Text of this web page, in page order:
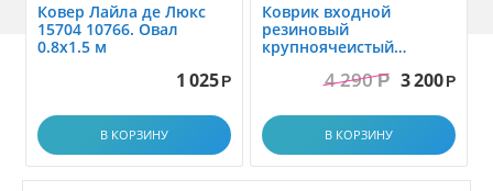
Ковер Лайла де Люкс
15704 10766. Овал
0.8x1.5 м
1 025 Р
В КОРЗИНУ
Коврик вxодной
резиновый
крупноячеистый
1.0x1.5 м4 290 Р 3 200 Р
В КОРЗИНУ